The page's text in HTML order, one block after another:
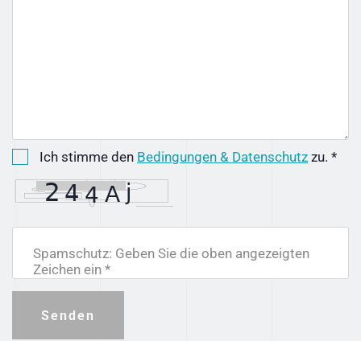
Ich stimme den Bedingungen & Datenschutz zu. *
Spamschutz: Geben Sie die oben angezeigten
Zeichen ein *
Senden